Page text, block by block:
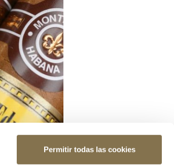
Permitir todas las cookies